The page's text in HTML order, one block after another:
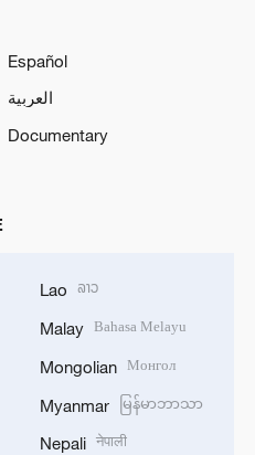
Español
العربية
Documentary
Lao ລາວ
Malay Bahasa Melayu
Mongolian Монгол
Myanmar မြန်မာဘာသာ
Nepali नेपाली